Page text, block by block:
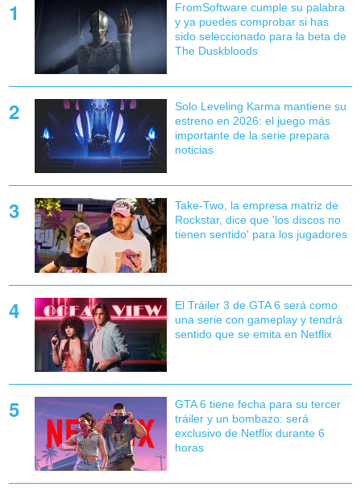
FromSoftware cumple su palabra
y ya puedes comprobar si has
sido seleccionado para la beta de
The Duskbloods
Solo Leveling Karma mantiene su
estreno en 2026: el juego más
importante de la serie prepara
noticias
Take-Two, la empresa matriz de
Rockstar, dice que 'los discos no
tienen sentido' para los jugadores
El Tráiler 3 de GTA 6 será como
una serie con gameplay y tendrá
sentido que se emita en Netflix
GTA 6 tiene fecha para su tercer
tráiler y un bombazo: será
exclusivo de Netflix durante 6
horas